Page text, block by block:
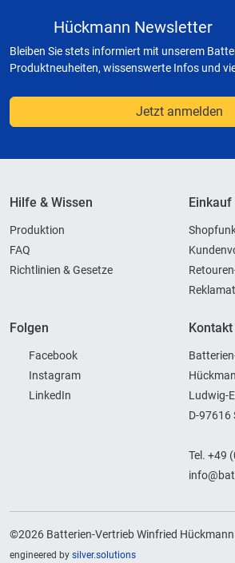
Hückmann Newsletter
Bleiben Sie stets informiert mit unserem
Produktneuheiten, wissenswerte Infos und
Jetzt anmelden
Hilfe & Wissen
Produktion
FAQ
Richtlinien & Gesetze
Einkauf
Folgen
Facebook
Instagram
LinkedIn
Kontakt
Ludwig-
D-97616
Tel. +49
©2026 Batterien-Vertrieb Winfried Hückmann
engineered by silver.solutions